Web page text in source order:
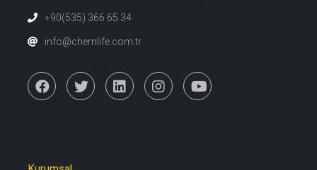
+90(535) 366 65 34
info@chemlife.com.tr